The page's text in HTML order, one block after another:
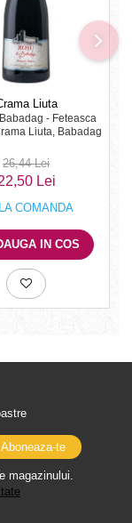
Liuta
- Feteasca
Liuta, Babadag
26,44 Lei
Lei
LA COMANDA
IN COS
magazinului.